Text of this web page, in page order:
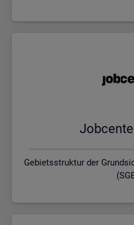
Gebietsstruktur der